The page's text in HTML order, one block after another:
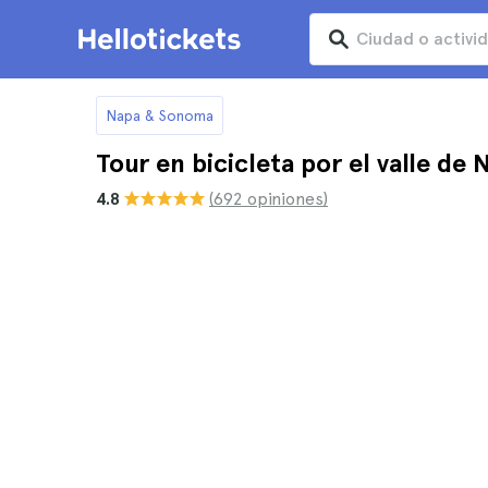
Napa & Sonoma
Tour en bicicleta por el valle de
4.8 (692 opiniones)